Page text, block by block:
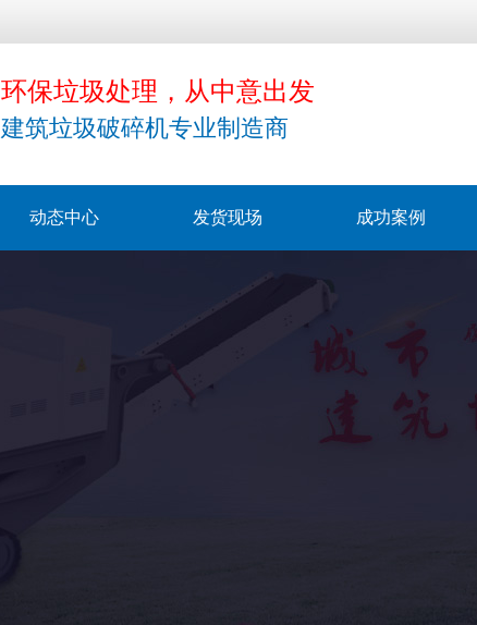
环保垃圾处理，从中意出发
建筑垃圾破碎机专业制造商
动态中心 发货现场 成功案例